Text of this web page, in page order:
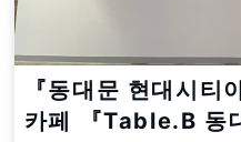
『동대문 현대시티
카페 『Table.B 동